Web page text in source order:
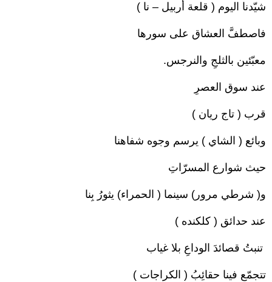
شيّدنا اليوم ( قلعة أربيل – نا )‏
فاصطفَّ العشاق على سورها ‏
معبّئين بالثلجِ والنرجس.‏
عند سوق العصرِ ‏
قرب ( تاج ريان )‏
وبائع ( الشاي ) يرسم وجوه شفاهنا
حيث شوارع المسرّاتِ‎
و( شرطي مرور) سينما ( الحمراء) يثورُ بِنا
عند حدائق ( كلكنده ) ‏
‏ تنبتُ قصائدَ الوداعِ بلا غياب
تتجمّع فينا حقائِبُ ( الكراجات ) ‏